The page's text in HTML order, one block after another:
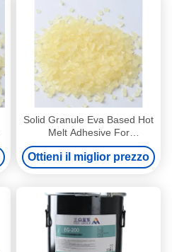
Solid Granule Eva Based Hot
Melt Adhesive For
Bookbinding Side Glue
Ottieni il miglior prezzo